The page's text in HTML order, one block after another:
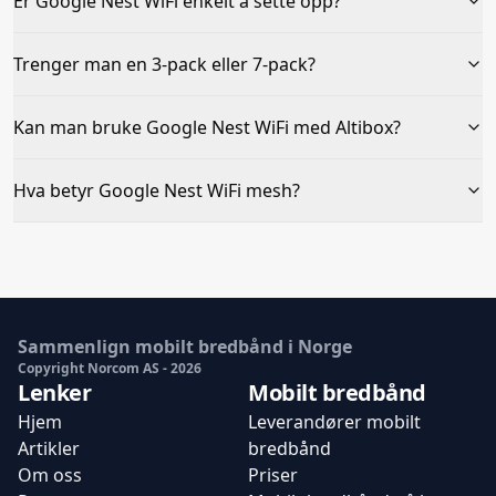
Trenger man en 3-pack eller 7-pack?
Kan man bruke Google Nest WiFi med Altibox?
Hva betyr Google Nest WiFi mesh?
Sammenlign mobilt bredbånd i Norge
Copyright Norcom AS -2026
Lenker
Hjem
Artikler
Om oss
Mobilt bredbånd
Leverandører mobilt
bredbånd
Priser